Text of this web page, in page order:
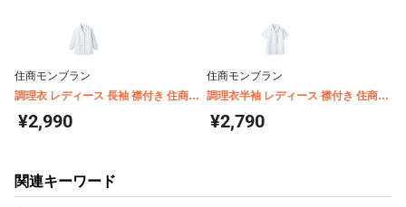
住商モンブラン
調理衣 レディース 長袖 襟付き 住商モ
¥2,990
住商モンブラン
調理衣半袖 レディース 襟付き 住商モ
¥2,790
関連キーワード